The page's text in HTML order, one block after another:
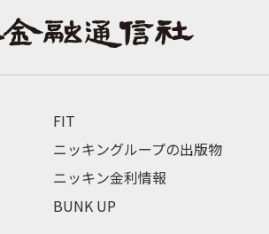
FIT
ニッキングループの出版物
ニッキン金利情報
BUNK UP